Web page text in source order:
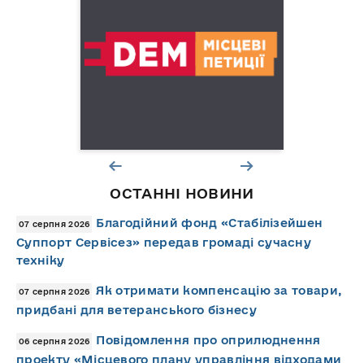
ОСТАННІ НОВИНИ
07 серпня 2026
Благодійний фонд «Стабілізейшен
Суппорт Сервісез» передав громаді сучасну
техніку
07 серпня 2026
Як отримати компенсацію за товари,
придбані для ветеранського бізнесу
06 серпня 2026
Повідомлення про оприлюднення
проекту «Місцевого плану управління відходами